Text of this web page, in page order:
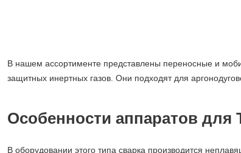
В нашем ассортименте представлены переносные и
защитных инертных газов. Они подходят для
Особенности аппаратов для
В оборудовании этого типа сварка производится